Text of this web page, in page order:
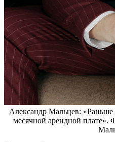
Александр Мальцев:
месячной арендной плате».